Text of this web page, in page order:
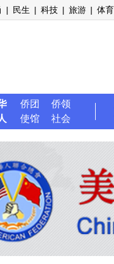
| 民生 | 科技 | 旅游 | 体育
侨团
侨领
使馆
社会